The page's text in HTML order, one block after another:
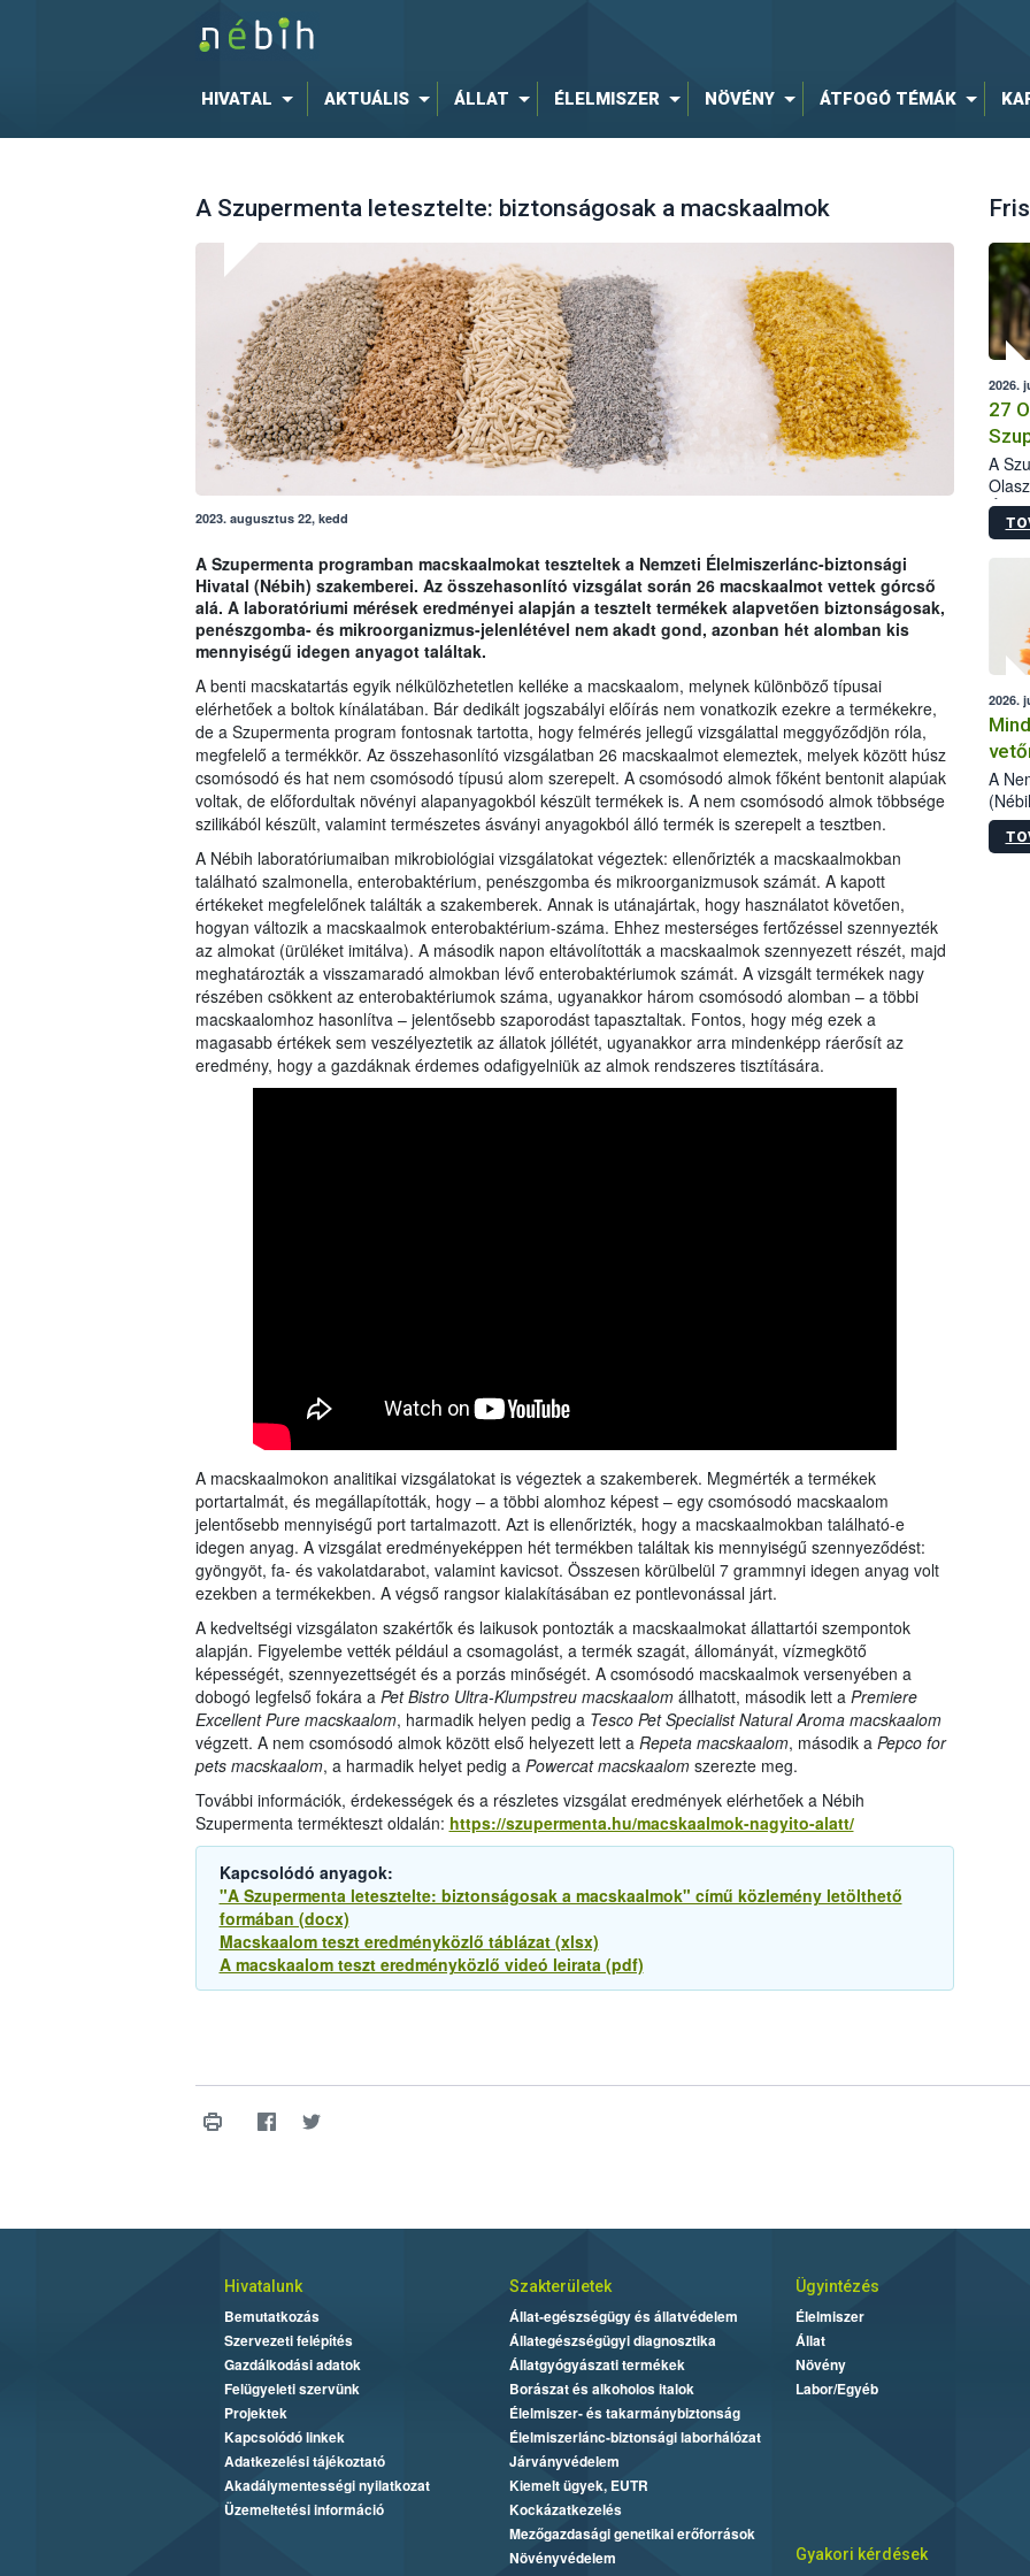
HIVATAL AKTUÁLIS ÁLLAT ÉLELMISZER NÖVÉNY ÁTFOGÓ TÉMÁK
A Szupermenta letesztelte: biztonságosak a macskaalmok
2023. augusztus 22, kedd
A Szupermenta programban macskaalmokat teszteltek a Nemzeti Élelmiszerlánc-biztonsági
Hivatal (Nébih) szakemberei. Az összehasonlító vizsgálat során 26 macskaalmot vettek górcső
alá. A laboratóriumi mérések eredményei alapján a tesztelt termékek alapvetően biztonságosak,
penészgomba- és mikroorganizmus-jelenlétével nem akadt gond, azonban hét alomban kis
mennyiségű idegen anyagot találtak.
A benti macskatartás egyik nélkülözhetetlen kelléke a macskaalom, melynek különböző típusai
elérhetőek a boltok kínálatában. Bár dedikált jogszabályi előírás nem vonatkozik ezekre a termékekre,
de a Szupermenta program fontosnak tartotta, hogy felmérés jellegű vizsgálattal meggyőződjön róla,
megfelelő a termékkör. Az összehasonlító vizsgálatban 26 macskaalmot elemeztek, melyek között húsz
csomósodó és hat nem csomósodó típusú alom szerepelt. A csomósodó almok főként bentonit alapúak
voltak, de előfordultak növényi alapanyagokból készült termékek is. A nem csomósodó almok többsége
szilikából készült, valamint természetes ásványi anyagokból álló termék is szerepelt a tesztben.
A Nébih laboratóriumaiban mikrobiológiai vizsgálatokat végeztek: ellenőrizték a macskaalmokban
található szalmonella, enterobaktérium, penészgomba és mikroorganizmusok számát. A kapott
értékeket megfelelőnek találták a szakemberek. Annak is utánajártak, hogy használatot követően,
hogyan változik a macskaalmok enterobaktérium-száma. Ehhez mesterséges fertőzéssel szennyezték
az almokat (ürüléket imitálva). A második napon eltávolították a macskaalmok szennyezett részét, majd
meghatározták a visszamaradó almokban lévő enterobaktériumok számát. A vizsgált termékek nagy
részében csökkent az enterobaktériumok száma, ugyanakkor három csomósodó alomban – a többi
macskaalomhoz hasonlítva – jelentősebb szaporodást tapasztaltak. Fontos, hogy még ezek a
magasabb értékek sem veszélyeztetik az állatok jóllétét, ugyanakkor arra mindenképp ráerősít az
eredmény, hogy a gazdáknak érdemes odafigyelniük az almok rendszeres tisztítására.
A macskaalmokon analitikai vizsgálatokat is végeztek a szakemberek. Megmérték a termékek
portartalmát, és megállapították, hogy – a többi alomhoz képest – egy csomósodó macskaalom
jelentősebb mennyiségű port tartalmazott. Azt is ellenőrizték, hogy a macskaalmokban található-e
idegen anyag. A vizsgálat eredményeképpen hét termékben találtak kis mennyiségű szennyeződést:
gyöngyöt, fa- és vakolatdarabot, valamint kavicsot. Összesen körülbelül 7 grammnyi idegen anyag volt
ezekben a termékekben. A végső rangsor kialakításában ez pontlevonással járt.
A kedveltségi vizsgálaton szakértők és laikusok pontozták a macskaalmokat állattartói szempontok
alapján. Figyelembe vették például a csomagolást, a termék szagát, állományát, vízmegkötő
képességét, szennyezettségét és a porzás minőségét. A csomósodó macskaalmok versenyében a
dobogó legfelső fokára a Pet Bistro Ultra-Klumpstreu macskaalomállhatott, második lett a Premiere
Excellent Pure macskaalom, harmadik helyen pedig a Tesco Pet Specialist Natural Aroma macskaalom
végzett. A nem csomósodó almok között első helyezett lett a Repeta macskaalom, második a Pepco for
pets macskaalom, a harmadik helyet pedig a Powercat macskaalomszerezte meg.
További információk, érdekességek és a részletes vizsgálat eredmények elérhetőek a Nébih
Szupermenta termékteszt oldalán: https://szupermenta.hu/macskaalmok-nagyito-alatt/
Kapcsolódó anyagok:
"A Szupermenta letesztelte: biztonságosak a macskaalmok" című közlemény letölthető
formában (docx)
Macskaalom teszt eredményközlő táblázat (xlsx)
A macskaalom teszt eredményközlő videó leirata (pdf)
2026.
27
A
2026.
A
Hivatalunk
Bemutatkozás
Szervezeti felépítés
Gazdálkodási adatok
Felügyeleti szervünk
Projektek
Kapcsolódó linkek
Adatkezelési tájékoztató
Akadálymentességi nyilatkozat
Üzemeltetési információ
Szakterületek
Állat-egészségügy és állatvédelem
Állategészségügyi diagnosztika
Állatgyógyászati termékek
Borászat és alkoholos italok
Élelmiszer- és takarmánybiztonság
Élelmiszerlánc-biztonsági laborhálózat
Járványvédelem
Kiemelt ügyek, EUTR
Kockázatkezelés
Mezőgazdasági genetikai erőforrások
Növényvédelem
Ügyintézés
Élelmiszer
Állat
Növény
Labor/Egyéb
Gyakori kérdések